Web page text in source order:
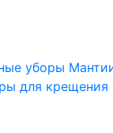
уборы
для крещения